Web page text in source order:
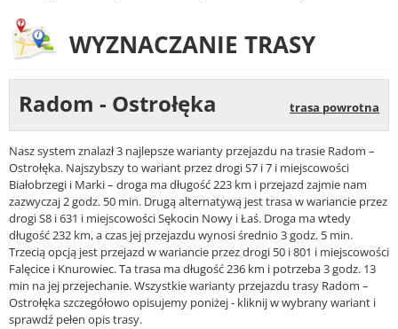
WYZNACZANIE TRASY
Radom - Ostrołęka trasa powrotna
Nasz system znalazł 3 najlepsze warianty przejazdu na trasie Radom –
Ostrołęka. Najszybszy to wariant przez drogi S7 i 7 i miejscowości
Białobrzegi i Marki – droga ma długość 223 km i przejazd zajmie nam
zazwyczaj 2 godz. 50 min. Drugą alternatywą jest trasa w wariancie przez
drogi S8 i 631 i miejscowości Sękocin Nowy i Łaś. Droga ma wtedy
długość 232 km, a czas jej przejazdu wynosi średnio 3 godz. 5 min.
Trzecią opcją jest przejazd w wariancie przez drogi 50 i 801 i miejscowości
Falęcice i Knurowiec. Ta trasa ma długość 236 km i potrzeba 3 godz. 13
min na jej przejechanie. Wszystkie warianty przejazdu trasy Radom –
Ostrołęka szczegółowo opisujemy poniżej - kliknij w wybrany wariant i
sprawdź pełen opis trasy.